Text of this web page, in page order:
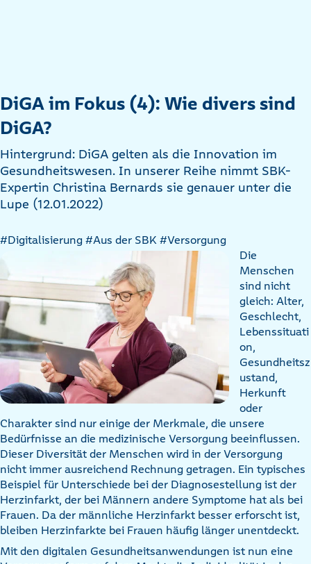
DiGA im Fokus (4): Wie divers sind
DiGA?
Hintergrund: DiGA gelten als die Innovation im
Gesundheitswesen. In unserer Reihe nimmt SBK-
Expertin Christina Bernards sie genauer unter die
Lupe (12.01.2022)
#Digitalisierung #Aus der SBK #Versorgung
Die
Menschen
sind nicht
gleich: Alter,
Geschlecht,
Lebenssituati
on,
Gesundheitsz
ustand,
Herkunft
oder
Charakter sind nur einige der Merkmale, die unsere
Bedürfnisse an die medizinische Versorgung beeinflussen.
Dieser Diversität der Menschen wird in der Versorgung
nicht immer ausreichend Rechnung getragen. Ein typisches
Beispiel für Unterschiede bei der Diagnosestellung ist der
Herzinfarkt, der bei Männern andere Symptome hat als bei
Frauen. Da der männliche Herzinfarkt besser erforscht ist,
bleiben Herzinfarkte bei Frauen häufig länger unentdeckt.
Mit den digitalen Gesundheitsanwendungen ist nun eine